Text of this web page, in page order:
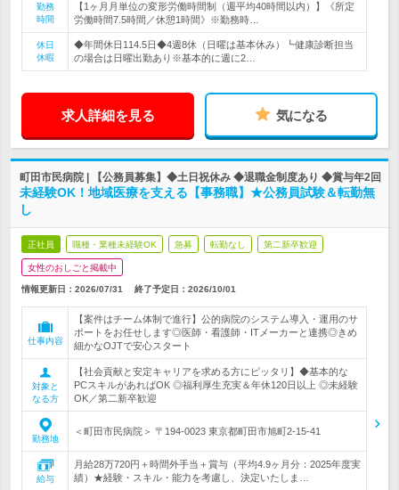
勤務
時間
【1ヶ月月単位の変形労働時間制（週平均40時間以内）】《所定
労働時間7.5時間／休憩1時間》※勤務時…
休日
休暇
◆年間休日114.5日◆4週8休（日曜は基本休み）┗健康診断担当
の場合は日曜出勤あり※基本的に週に2…
求人詳細を見る 気になる
町田市民病院 | 【公務員募集】◆土日祝休み ◆退職金制度あり ◆賞与年2回
未経験OK！地域医療を支える【事務職】★公務員試験＆転勤無
し
正社員 職種・業種未経験OK 急募 転勤なし 第二新卒歓迎
女性のおしごと掲載中
情報更新日：2026/07/31 終了予定日： 2026/10/01
仕事内容
【案件はチーム体制で進行】公的病院のシステム導入・運用のサ
ポートをお任せします◎医師・看護師・ITメーカーと連携◎きめ
細かなOJTで安心スタート
対象と
なる方
【社会貢献と安定キャリアを求める方にピッタリ】◆基本的な
PCスキルがあればOK ◎福利厚生充実＆年休120日以上 ◎未経験
OK／第二新卒歓迎
勤務地
＜町田市民病院＞ 〒194-0023 東京都町田市旭町2-15-41
給与
月給28万720円＋時間外手当＋賞与（平均4.9ヶ月分：2025年度実
績）★経験・スキル・能力を考慮し、決定いたしま…